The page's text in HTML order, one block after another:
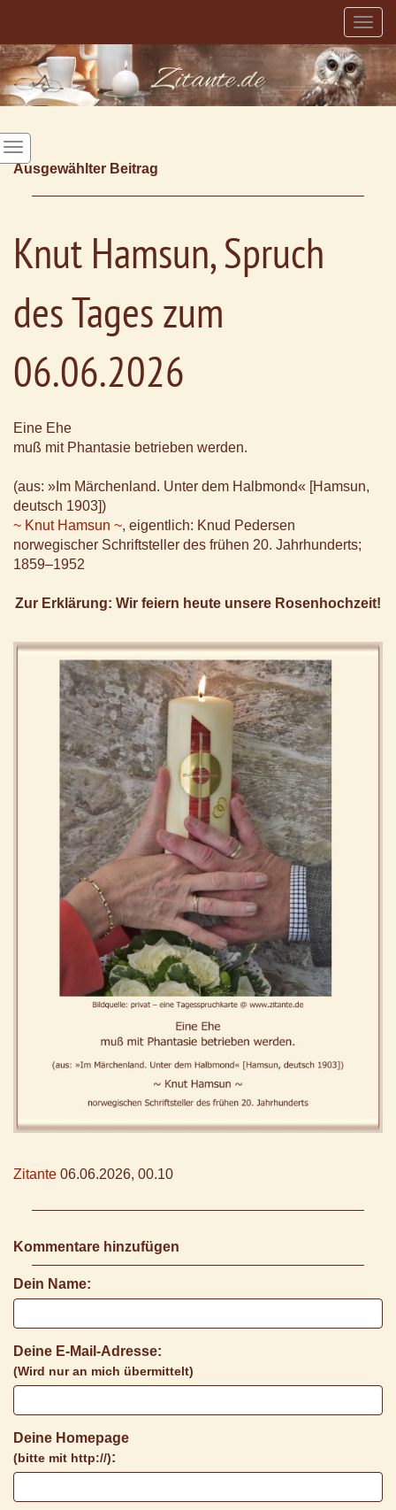
Ausgewählter Beitrag
Knut Hamsun, Spruch
des Tages zum
06.06.2026
Eine Ehe
muß mit Phantasie betrieben werden.
(aus: »Im Märchenland. Unter dem Halbmond« [Hamsun,
deutsch 1903])
~ Knut Hamsun ~, eigentlich: Knud Pedersen
norwegischer Schriftsteller des frühen 20. Jahrhunderts;
1859–1952
Zur Erklärung: Wir feiern heute unsere Rosenhochzeit!
Zitante 06.06.2026, 00.10
Kommentare hinzufügen
Dein Name:
Deine E-Mail-Adresse:
(Wird nur an mich übermittelt)
Deine Homepage
(bitte mit http://):